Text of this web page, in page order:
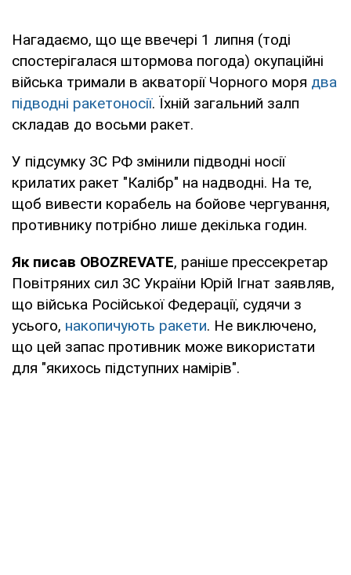
Нагадаємо, що ще ввечері 1 липня (тоді
спостерігалася штормова погода) окупаційні
війська тримали в акваторії Чорного моря два
підводні ракетоносії. Їхній загальний залп
складав до восьми ракет.
У підсумку ЗС РФ змінили підводні носії
крилатих ракет "Калібр" на надводні. На те,
щоб вивести корабель на бойове чергування,
противнику потрібно лише декілька годин.
Як писав OBOZREVATE, раніше прессекретар
Повітряних сил ЗС України Юрій Ігнат заявляв,
що війська Російської Федерації, судячи з
усього, накопичують ракети. Не виключено,
що цей запас противник може використати
для "якихось підступних намірів".